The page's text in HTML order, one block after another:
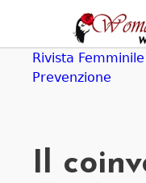
navigation
Rivista
Prevenzione
Il